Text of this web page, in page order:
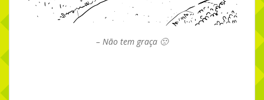
– Não tem graça 🙁